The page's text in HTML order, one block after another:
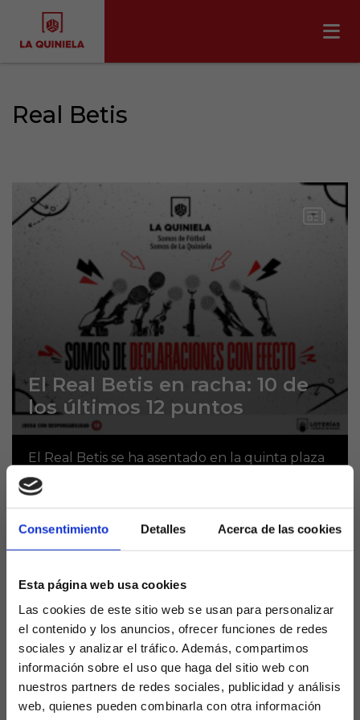
Consentimiento Detalles Acerca de las cookies
Esta página web usa cookies
Las cookies de este sitio web se usan para personalizar
el contenido y los anuncios, ofrecer funciones de redes
sociales y analizar el tráfico. Además, compartimos
información sobre el uso que haga del sitio web con
nuestros partners de redes sociales, publicidad y análisis
web, quienes pueden combinarla con otra información
Real Betis
El Real Betis en racha: 10 de
los últimos 12 puntos
El Real Betis se ha asentado en la quinta plaza
firmar una racha espectacular de 10 puntos de
los últimos...